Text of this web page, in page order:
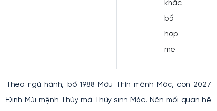
khắc
bố
hợp
mẹ
Theo ngũ hành, bố 1988 Mậu Thìn mệnh Mộc, con 2027
Đinh Mùi mệnh Thủy mà Thủy sinh Mộc. Nên mối quan hệ